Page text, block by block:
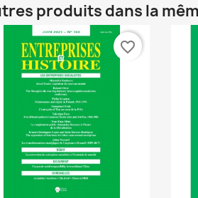
produits dans la
favorite_border